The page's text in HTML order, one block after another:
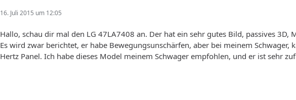
16. Juli 2015 um 12:05
Hallo, schau dir mal den LG 47LA7408 an. Der hat ein sehr gutes Bild, passives
Es wird zwar berichtet, er habe Bewegungsunschärfen, aber bei meinem
Hertz Panel. Ich habe dieses Model meinem Schwager empfohlen, und er ist sehr